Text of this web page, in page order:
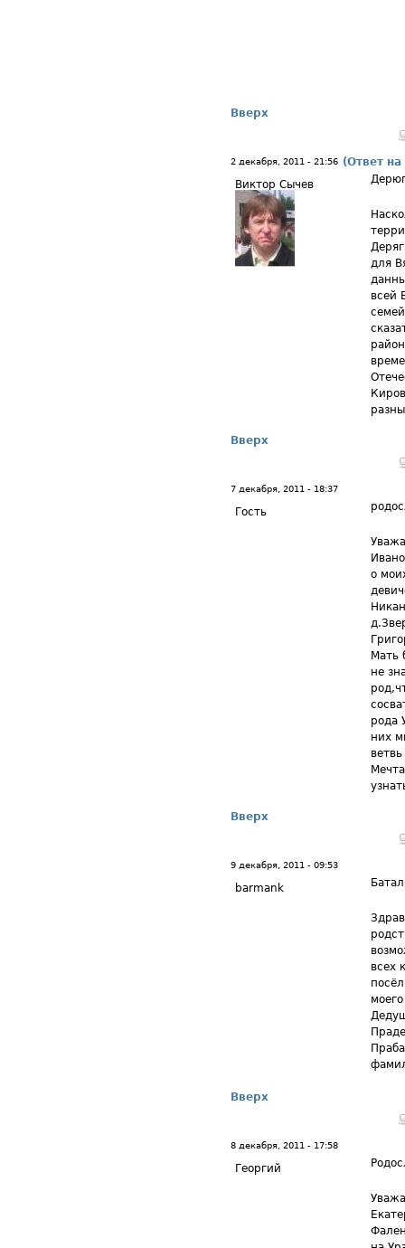
Вверх
2 декабря, 2011 - 21:56 (Ответ
Виктор Сычев
для
всей
Вверх
7 декабря, 2011 - 18:37
Гость
о
Мать
не
рода
них
Вверх
9 декабря, 2011 - 09:53
barmank
всех
Вверх
8 декабря, 2011 - 17:58
Георгий